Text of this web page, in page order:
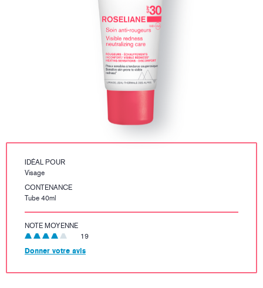
IDÉAL POUR
Visage
CONTENANCE
Tube 40ml
NOTE MOYENNE
19
Donner votre avis